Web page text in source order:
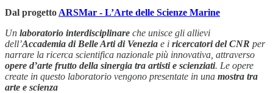
Dal progetto ARSMar - L’Arte delle Scienze Marine
Un laboratorio interdisciplinare che unisce gli allievi
dell’Accademia di Belle Arti di Venezia e i ricercatori del CNR per
narrare la ricerca scientifica nazionale più innovativa, attraverso
opere d’arte frutto della sinergia tra artisti e scienziati. Le opere
create in questo laboratorio vengono presentate in una mostra tra
arte e scienza